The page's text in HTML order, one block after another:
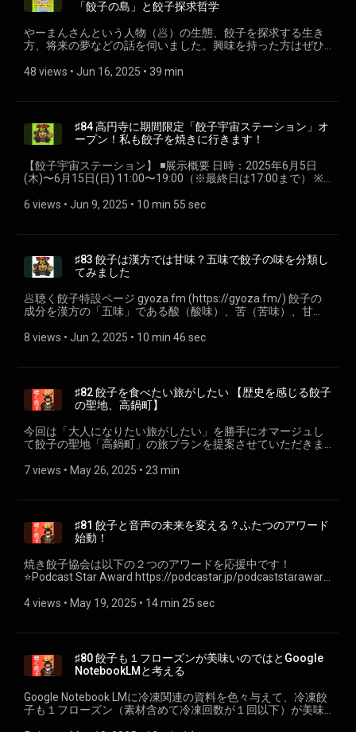
https://chofu.keizai.biz/headline/3387/ • 水餃子が跳ね、焼き
餃子が香る！注文毎に握ってもらう餃子の贅沢｜国領「吉春
（よしはる）」 https://80c.jp/restaurant/20210427-1.html •
食通たちを惹きつける手作り餃子の店「吉春」
https://www.moranbong.co.jp/tuqro/tri/detail/
• BALMUDA The Plate Pro
子特設ページ ⁠⁠gyoza.fm⁠ (https://gyoza.fm/) 餃子に関するこ
す！あと、各プラットフォームでのフォロー＆高評価をいた
だけると嬉しいです！ ---- 小野寺力 SNS各種
https://www.gyoza.or.jp/
「餃子の島」と餃子探求哲学
やーまんさんという人物（🥟）の生態、餃子を探求する生き
方、将来の夢などの話を伺いました。興味を持った方はぜひ
オ stand.fm
🥟餃子のやーまんさん 各種SNS Instagram
https://www.instagram.com/gyoza_no_yahman/ X
https://x.com/meiyama_888 MOONLOOP CAFE
https://blinedproject.org/moonloopcafe やーまんさんのMoon
Loopな餃子提供イベントは6月30日（月）です。 🎙️Podcast
Start Award 2025 https://podcastar.jp/podcaststaraward エ
ントリー番組プレイリスト
https://open.spotify.com/playlist/4IVJYh3lzijkVYYBbmbwdi
si=40ee906d1f834cbc) 🥟聴く餃子特設ページ ⁠⁠gyoza.fm⁠
んでもおたよりお待ちしております！あと、各プラットフォ
ームでのフォロー＆高評価をいただけると嬉しいです！🥟聴
https://lit.link/chikara 一般社団法人焼き餃子協会
https://www.gyoza.or.jp/
48 views • Jun 16, 2025 • 39 min
♯84 高円寺に期間限定「餃子宇宙ステーション」オ
ープン！私も餃子を焼きに行きます！
【餃子宇宙ステーション】 ◾️展示概要 日時：2025年6月5日
(木)〜6月15日(日) 11:00〜19:00（※最終日は17:00まで） ※
(https://www.instagram.com/m.a.p.koenji/) 〒166-0003 東京
じて、餃子にまつわる“ちょっとふしぎな宇宙”を広げる活動を
しています。 ⁡餃子宇宙
https://www.instagram.com/gyozauchu
(https://www.instagram.com/gyozauchu?
Podcast
https://stand.fm/channels/66910f5e366ee421287196fe 餃
子宇宙プレイリスト
(https://open.spotify.com/playlist/1Uejttc0vLpFu2wqm7nJru?
ぎょざお https://www.instagram.com/gyozao.gyozao
(https://www.instagram.com/gyozao.gyozao?
🥟ヨイフロギョーザ
https://www.instagram.com/4126_gyoza
🥟ホニャララッパー
https://www.instagram.com/honyarawrapper
(https://www.instagram.com/honyarawrapper?
🥟餃子くんと小籠包ちゃん
https://www.instagram.com/gyouzadayo
(https://www.instagram.com/gyouzadayo?
す。焼いて提供する餃子は以下、いずれも500円での販売で
https://kinseifoods.thebase.in/items/14045449 天のびろく
とかちマッシュ3粒
TEN 爆じゅう餃子3粒 https://gyo-ten.com/ 🎙️Podcast Start
Award 2025 https://podcastar.jp/podcaststaraward エントリ
6 views • Jun 9, 2025 • 10 min 55 sec
♯83 餃子は漢方では甘味？五味で餃子の味を分類し
てみました
🥟聴く餃子特設ページ ⁠gyoza.fm (https://gyoza.fm/) 餃子の
成分を漢方の「五味」である酸（酸味）、苦（苦味）、甘
心者なので、詳しい方はぜひ教えてください。 参考にさせて
カンポフルライフ by クラシエの漢方
https://www.kracie.co.jp/kampo/kampofullife/yakuzen/ • 漢
方・東洋医学の馬場薬局 五味について
https://www.babakanpou.co.jp/wisdom/wisdom11.html • 漢
方の五行（ごぎょう）とは？体の機能や食べ物の分類、相互
関係など薬膳に関わる基礎的概念をわかりやすく解説
https://www.happiness-direct.com/shop/pg/1h-vol408/
NHK「しあわせは食べて寝て待て」
関係ないことも、なんでもおたよりお待ちしております！あ
と嬉しいです！🥟聴く餃子特設ページ https://gyoza.fm/ ----
小野寺力 SNS各種https://lit.link/chikara 一般社団法人焼き餃
8 views • Jun 2, 2025 • 10 min 46 sec
♯82 餃子を食べたい旅がしたい 【歴史を感じる餃子
の聖地、高鍋町】
今回は「大人になりたい旅がしたい」を勝手にオマージュし
て餃子の聖地「高鍋町」の旅プランを提案させていただきま
新人賞受賞） https://www.instagram.com/ototabi_podcast/
渡 https://miyazakigyoza.jp/shop/mawatari/ 🥟鶏専家 一本気
https://miyazakigyoza.jp/shop/ippongi/ 🥟炊き餃子 㐂八郎
https://miyazakigyoza.jp/shop/kihachiro/ 🍞ベーカリーcafé
風々々 https://miyazakigyoza.jp/shop/fufufu/ 🥃黒木本店
https://www.kurokihonten.co.jp/ 🔭みやざき観光ナビ 持田古
墳群・高鍋大師 https://www.kanko-miyazaki.jp/spot/1139 🥟
ママンマルシェ https://dailymarm.com/gobochi_terrase/ 🥟
八味屋 https://maps.app.goo.gl/M5ToopYrhHDWpnLTA 餃子
ております！あと、各プラットフォームでのフォロー＆高評
https://gyoza.fm/ ---- 小野寺力 SNS各種https://lit.link/chikara
一般社団法人焼き餃子協会https://www.gyoza.or.jp/
7 views • May 26, 2025 • 23 min
♯81 餃子と音声の未来を変える？ふたつのアワード
始動！
焼き餃子協会は以下の２つのアワードを応援中です！
⭐️Podcast Star Award https://podcastar.jp/podcaststaraward
irodori/entry-12903191033.html • アテクシの屍を越えてって
⁠https://gyozamarco.jp/⁠ • 餃子屋はまださん ⁠https://gyozaya-
hamada.shop/⁠ • 小春餃子さん ⁠https://www.koharu-
gyoza.com/⁠ 🥟JAPAN餃子大賞 • クック井上。さん
https://ameblo.jp/twinkle4416/entry-12903053569.html • お
となの週末 2025年6月号
https://www.amazon.co.jp/dp/B0F61W4B4F 餃子に関するこ
4 views • May 19, 2025 • 14 min 25 sec
♯80 餃子も１フローズンが美味いのではとGoogle
NotebookLMと考える
Google Notebook LMに冷凍関連の資料を色々与えて、冷凍餃
子も１フローズン（素材含めて冷凍回数が１回以下）が美味